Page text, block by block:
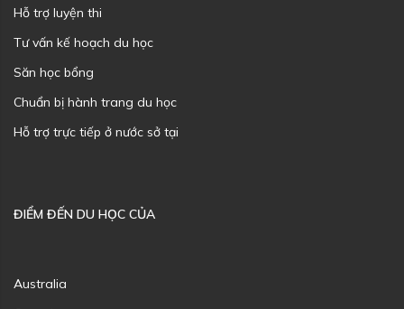
Hỗ trợ luyện thi
Tư vấn kế hoạch du học
Săn học bổng
Chuẩn bị hành trang du học
Hỗ trợ trực tiếp ở nước sở tại
ĐIỂM ĐẾN DU HỌC CỦA
Australia